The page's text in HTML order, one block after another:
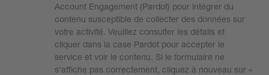
Account Engagement (Pardot) pour intégrer du
contenu susceptible de collecter des données sur
votre activité. Veuillez consulter les détails et
cliquer dans la case Pardot pour accepter le
service et voir le contenu. Si le formulaire ne
s'affiche pas correctement, cliquez à nouveau sur «